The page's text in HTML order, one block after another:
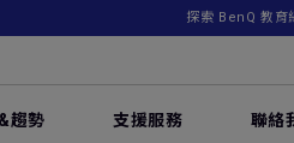
探索 BenQ 教育
趨勢 支援服務 聯絡